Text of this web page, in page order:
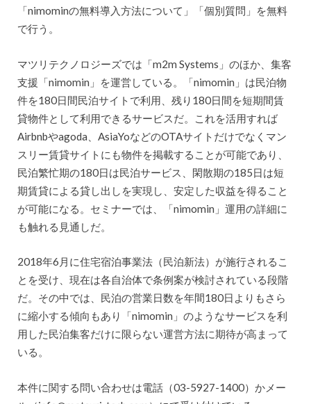
「nimominの無料導入方法について」「個別質問」を無料
で行う。
マツリテクノロジーズでは「m2m Systems」のほか、集客
支援「nimomin」を運営している。「nimomin」は民泊物
件を180日間民泊サイトで利用、残り180日間を短期間賃
貸物件として利用できるサービスだ。これを活用すれば
Airbnbやagoda、AsiaYoなどのOTAサイトだけでなくマン
スリー賃貸サイトにも物件を掲載することが可能であり、
民泊繁忙期の180日は民泊サービス、閑散期の185日は短
期賃貸による貸し出しを実現し、安定した収益を得ること
が可能になる。セミナーでは、「nimomin」運用の詳細に
も触れる見通しだ。
2018年6月に住宅宿泊事業法（民泊新法）が施行されるこ
とを受け、現在は各自治体で条例案が検討されている段階
だ。その中では、民泊の営業日数を年間180日よりもさら
に縮小する傾向もあり「nimomin」のようなサービスを利
用した民泊集客だけに限らない運営方法に期待が高まって
いる。
本件に関する問い合わせは電話（03-5927-1400）かメー